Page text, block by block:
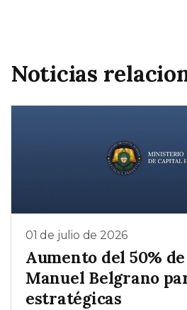
Noticias
01 de julio de 2026
Aumento del 50%
Manuel Belgrano
estratégicas